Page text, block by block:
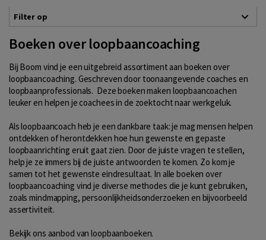
Filter op
Boeken over loopbaancoaching
Bij Boom vind je een uitgebreid assortiment aan boeken over
loopbaancoaching. Geschreven door toonaangevende coaches en
loopbaanprofessionals. Deze boeken maken loopbaancoachen
leuker en helpen je coachees in de zoektocht naar werkgeluk.
Als loopbaancoach heb je een dankbare taak: je mag mensen helpen
ontdekken of herontdekken hoe hun gewenste en gepaste
loopbaanrichting eruit gaat zien. Door de juiste vragen te stellen,
help je ze immers bij de juiste antwoorden te komen. Zo kom je
samen tot het gewenste eindresultaat. In alle boeken over
loopbaancoaching vind je diverse methodes die je kunt gebruiken,
zoals mindmapping, persoonlijkheidsonderzoeken en bijvoorbeeld
assertiviteit.
Bekijk ons aanbod van loopbaanboeken.